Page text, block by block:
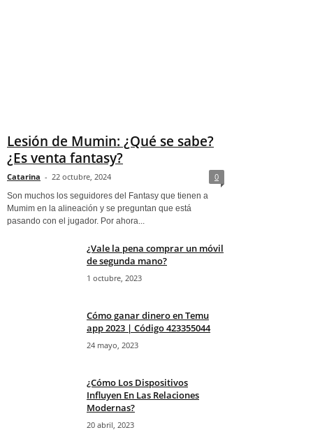
Lesión de Mumin: ¿Qué se sabe?
¿Es venta fantasy?
Catarina - 22 octubre, 2024 0
Son muchos los seguidores del Fantasy que tienen a
Mumim en la alineación y se preguntan que está
pasando con el jugador. Por ahora...
¿Vale la pena comprar un móvil
de segunda mano?
1 octubre, 2023
Cómo ganar dinero en Temu
app 2023 | Código 423355044
24 mayo, 2023
¿Cómo Los Dispositivos
Influyen En Las Relaciones
Modernas?
20 abril, 2023